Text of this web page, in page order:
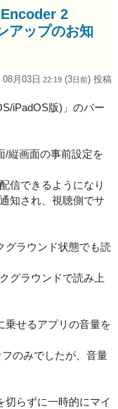
2
アップのお知
月03日 22:19 (3日前) 投稿
iPadOS版)」のバー
/縦画面の事前設定を
信できるようになり
知され、視聴側でサ
グラウンド状態でも読
グラウンドで読み上
乗せるアプリの音量を
のみでしたが、音量
切らずに一時的にマイ